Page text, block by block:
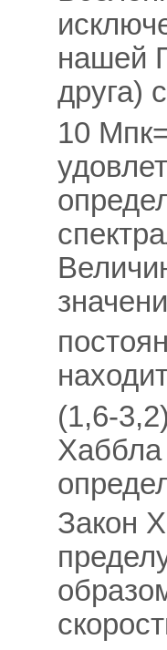
нашей
друга)
10
(1,6-
Закон